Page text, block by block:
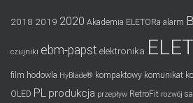
2018 2019 2020 Akademia ELETORa alarm
czujniki ebm-papst elektronika
film hodowla HyBlade® kompaktowy komunikat
OLED PL produkcja przepływ RetroFit rozwój